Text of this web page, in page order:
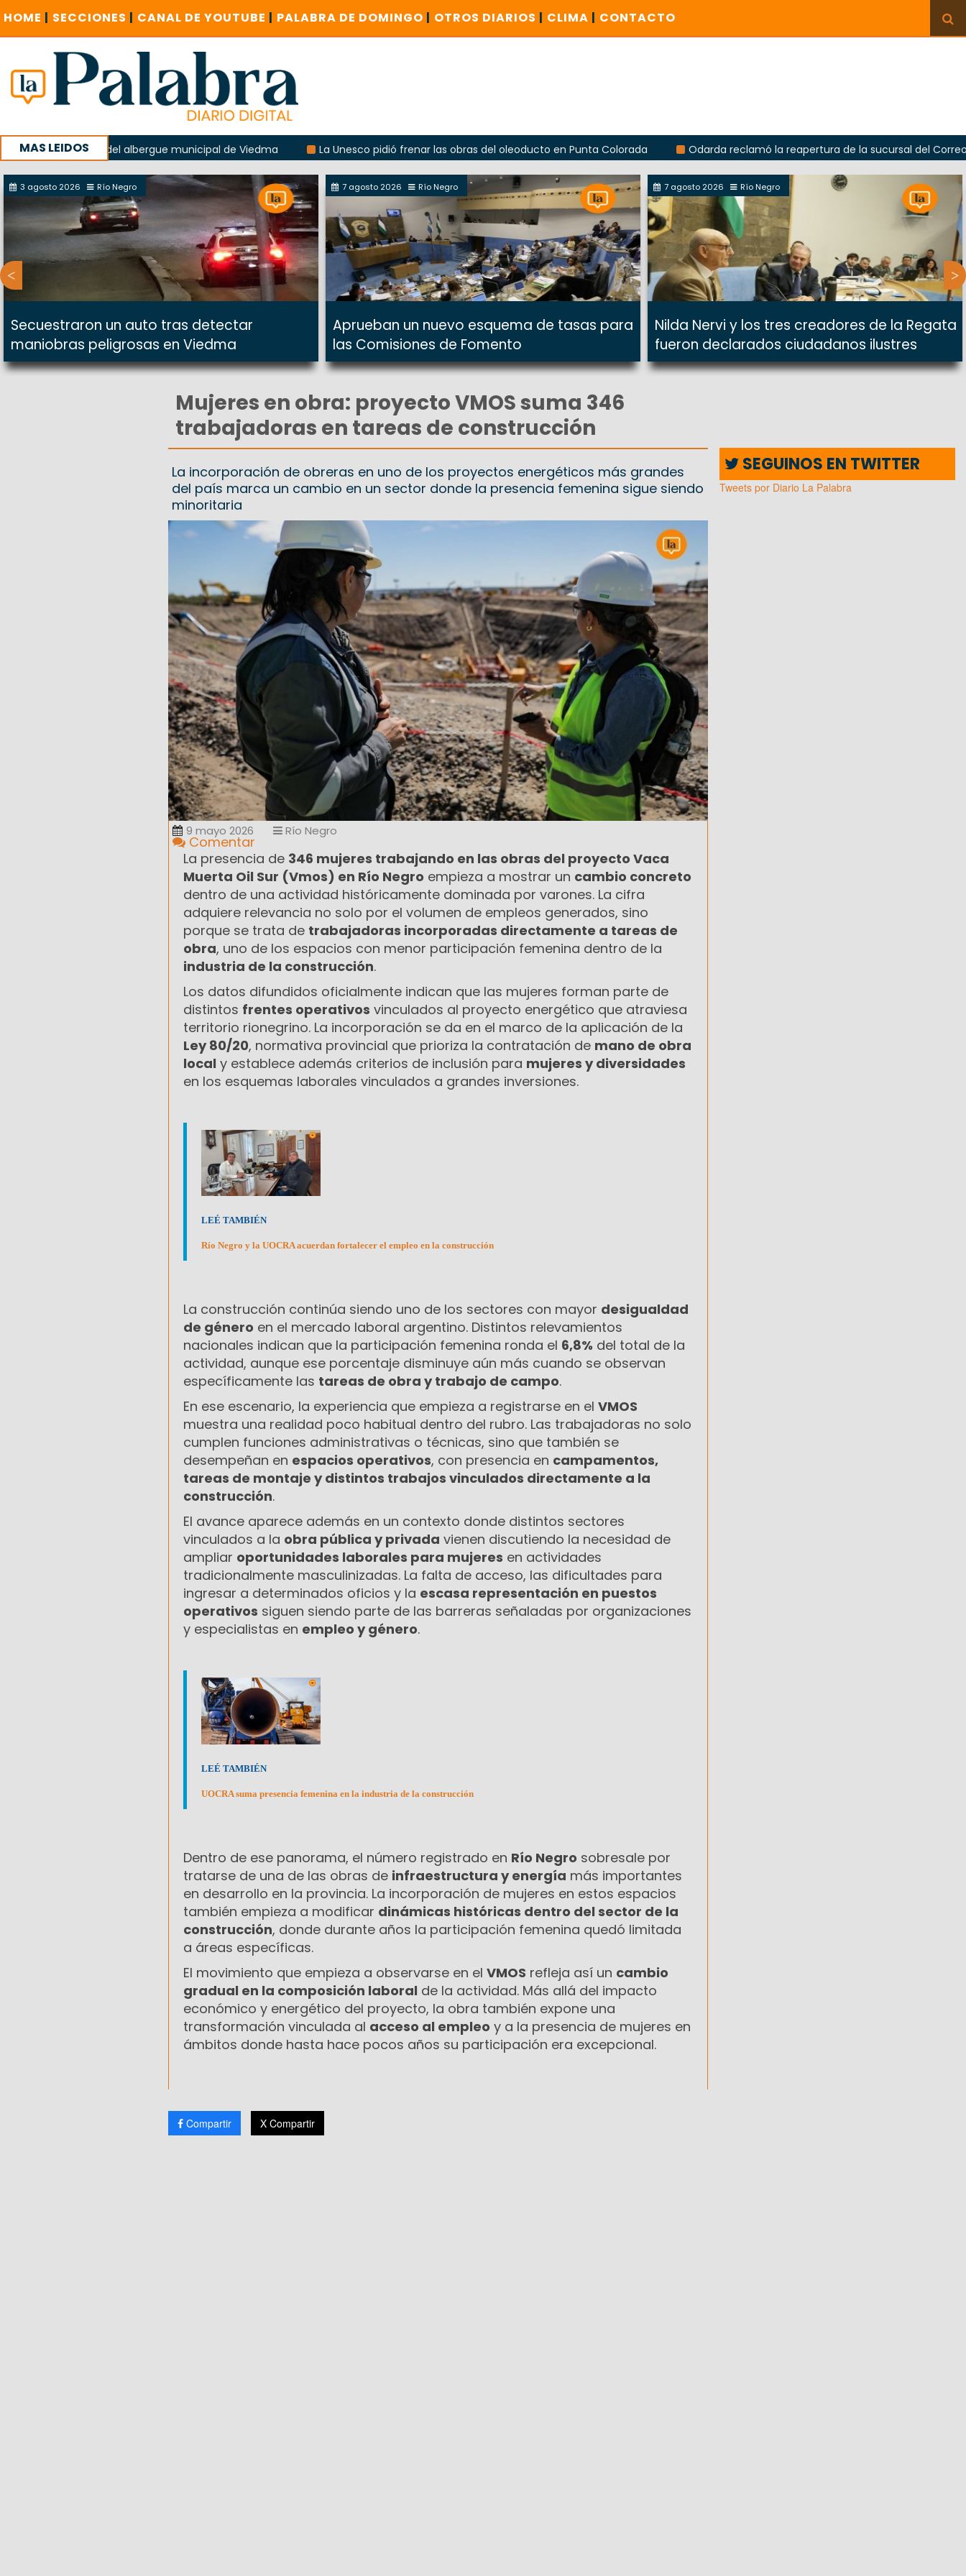
HOME | SECCIONES | CANAL DE YOUTUBE | PALABRA DE DOMINGO | OTROS DIARIOS | CLIMA | CONTACTO
MAS LEIDOS
del albergue municipal de Viedma La Unesco pidió frenar las obras del oleoducto en Punta Colorada
Odarda reclamó la reapertura de la sucursal del Correo Argentino
con un encuentro provincial en Roca
3 agosto 2026 Río Negro
Secuestraron un auto tras detectar
maniobras peligrosas en Viedma
7 agosto 2026 Río Negro
Aprueban un nuevo esquema de tasas para
las Comisiones de Fomento
7 agosto 2026 Río Negro
Nilda Nervi y los tres creadores de la Regata
fueron declarados ciudadanos ilustres
Mujeres en obra: proyecto VMOS suma 346
trabajadoras en tareas de construcción
La incorporación de obreras en uno de los proyectos energéticos más grandes
del país marca un cambio en un sector donde la presencia femenina sigue siendo
minoritaria
9 mayo 2026 Río Negro
Comentar
La presencia de 346 mujeres trabajando en las obras del proyecto Vaca
Muerta Oil Sur (Vmos) en Río Negro empieza a mostrar un cambio concreto
dentro de una actividad históricamente dominada por varones. La cifra
adquiere relevancia no solo por el volumen de empleos generados, sino
porque se trata de trabajadoras incorporadas directamente a tareas de
obra, uno de los espacios con menor participación femenina dentro de la
industria de la construcción.
Los datos difundidos oficialmente indican que las mujeres forman parte de
distintos frentes operativos vinculados al proyecto energético que atraviesa
territorio rionegrino. La incorporación se da en el marco de la aplicación de la
Ley 80/20, normativa provincial que prioriza la contratación de mano de obra
local y establece además criterios de inclusión para mujeres y diversidades
en los esquemas laborales vinculados a grandes inversiones.
LEÉ TAMBIÉN
Río Negro y la UOCRA acuerdan fortalecer el empleo en la construcción
La construcción continúa siendo uno de los sectores con mayor desigualdad
de género en el mercado laboral argentino. Distintos relevamientos
nacionales indican que la participación femenina ronda el 6,8% del total de la
actividad, aunque ese porcentaje disminuye aún más cuando se observan
específicamente las tareas de obra y trabajo de campo.
En ese escenario, la experiencia que empieza a registrarse en el VMOS
muestra una realidad poco habitual dentro del rubro. Las trabajadoras no solo
cumplen funciones administrativas o técnicas, sino que también se
desempeñan en espacios operativos, con presencia en campamentos,
tareas de montaje y distintos trabajos vinculados directamente a la
construcción.
El avance aparece además en un contexto donde distintos sectores
vinculados a la obra pública y privada vienen discutiendo la necesidad de
ampliar oportunidades laborales para mujeres en actividades
tradicionalmente masculinizadas. La falta de acceso, las dificultades para
ingresar a determinados oficios y la escasa representación en puestos
operativos siguen siendo parte de las barreras señaladas por organizaciones
y especialistas en empleo y género.
LEÉ TAMBIÉN
UOCRA suma presencia femenina en la industria de la construcción
Dentro de ese panorama, el número registrado en Río Negro sobresale por
tratarse de una de las obras de infraestructura y energía más importantes
en desarrollo en la provincia. La incorporación de mujeres en estos espacios
también empieza a modificar dinámicas históricas dentro del sector de la
construcción, donde durante años la participación femenina quedó limitada
a áreas específicas.
El movimiento que empieza a observarse en el VMOS refleja así un cambio
gradual en la composición laboral de la actividad. Más allá del impacto
económico y energético del proyecto, la obra también expone una
transformación vinculada al acceso al empleo y a la presencia de mujeres en
ámbitos donde hasta hace pocos años su participación era excepcional.
Compartir X Compartir
SEGUINOS EN TWITTER
Tweets por Diario La Palabra